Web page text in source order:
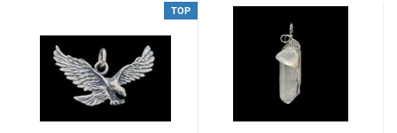
Tage
TOP